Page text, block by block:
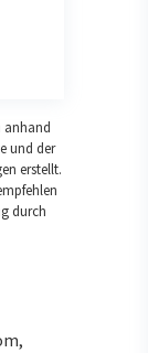
anhand
und der
erstellt.
durch